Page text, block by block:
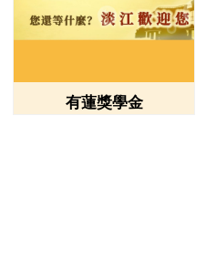
有蓮獎學金